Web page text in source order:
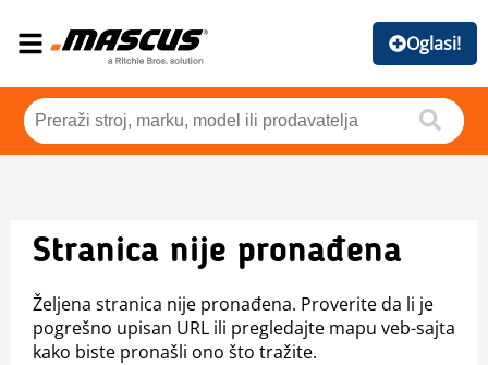
Oglasi!
Stranica nije pronađena
Željena stranica nije pronađena. Proverite da li je
pogrešno upisan URL ili pregledajte mapu veb-sajta
kako biste pronašli ono što tražite.